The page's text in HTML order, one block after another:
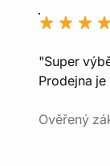
"Super
Prodejna
Ověřený